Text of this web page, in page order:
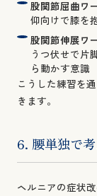
股関節屈曲ワ
仰向けで膝を
股関節伸展ワ
うつ伏せで片
ら動かす意識
こうした練習を
きます。
6. 腰単独で
ヘルニアの症状